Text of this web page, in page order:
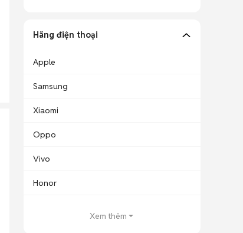
Hãng điện thoại
Apple
Samsung
Xiaomi
Oppo
Vivo
Honor
Xem thêm